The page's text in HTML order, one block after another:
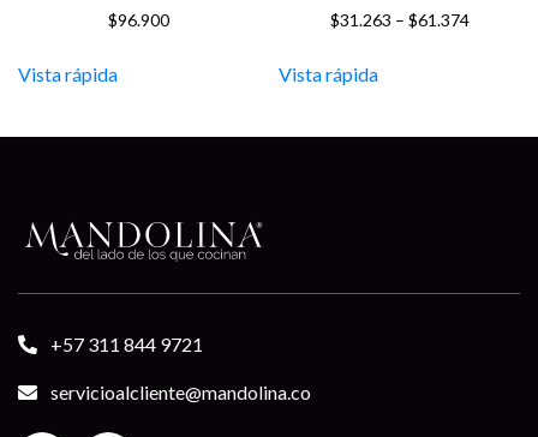
$96.900
Vista rápida
$31.263 – $61.374
Vista rápida
+57 311 844 9721
servicioalcliente@mandolina.co